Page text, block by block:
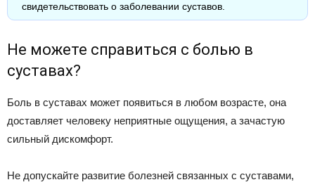
свидетельствовать о заболевании суставов.
Не можете справиться с болью в
суставах?
Боль в суставах может появиться в любом возрасте, она
доставляет человеку неприятные ощущения, а зачастую
сильный дискомфорт.
Не допускайте развитие болезней связанных с суставами,